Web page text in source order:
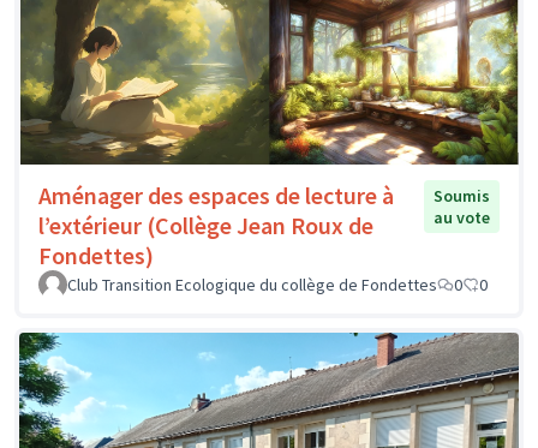
Aménager des espaces de lecture à
l’extérieur (Collège Jean Roux de
Fondettes)
Soumis
au vote
Club Transition Ecologique du collège de Fondettes 0 0